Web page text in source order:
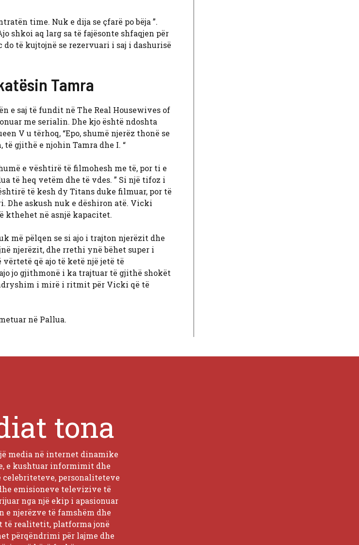
time. Nuk e dija se çfarë po bëja ”.
shkoi aq larg sa të fajësonte shfaqjen për
do të kujtojnë se rezervuari i saj i dashurisë
Tamra
e saj të fundit në The Real Housewives of
me serialin. Dhe kjo është ndoshta
V u tërhoq, “Epo, shumë njerëz thonë se
gjithë e njohin Tamra dhe I. “
e vështirë të filmohesh me të, por ti e
të heq vetëm dhe të vdes. ” Si një tifoz i
të kesh dy Titans duke filmuar, por të
Dhe askush nuk e dëshiron atë. Vicki
kthehet në asnjë kapacitet.
më pëlqen se si ajo i trajton njerëzit dhe
njerëzit, dhe rrethi ynë bëhet super i
që ajo të ketë një jetë të
jo gjithmonë i ka trajtuar të gjithë shokët
i mirë i ritmit për Vicki që të
në Pallua.
tona
media në internet dinamike
e kushtuar informimit dhe
personaliteteve
emisioneve televizive të
nga një ekip i apasionuar
e njerëzve të famshëm dhe
realitetit, platforma jonë
përqëndrimi për lajme dhe